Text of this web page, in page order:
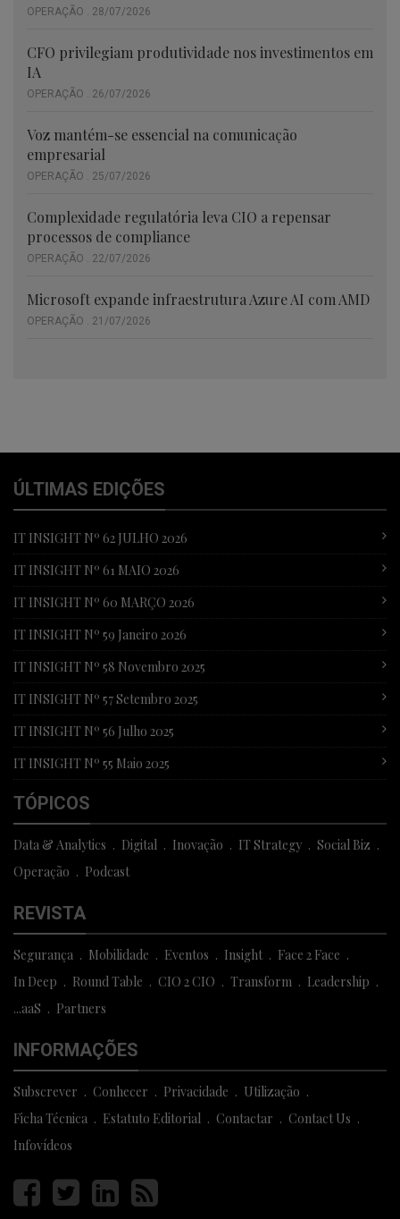
OPERAÇÃO . 28/07/2026
CFO privilegiam produtividade nos investimentos em
IA
OPERAÇÃO . 26/07/2026
Voz mantém-se essencial na comunicação
empresarial
OPERAÇÃO . 25/07/2026
Complexidade regulatória leva CIO a repensar
processos de compliance
OPERAÇÃO . 22/07/2026
Microsoft expande infraestrutura Azure AI com AMD
OPERAÇÃO . 21/07/2026
ÚLTIMAS EDIÇÕES
IT INSIGHT Nº 62 JULHO 2026
IT INSIGHT Nº 61 MAIO 2026
IT INSIGHT Nº 60 MARÇO 2026
IT INSIGHT Nº 59 Janeiro 2026
IT INSIGHT Nº 58 Novembro 2025
IT INSIGHT Nº 57 Setembro 2025
IT INSIGHT Nº 56 Julho 2025
IT INSIGHT Nº 55 Maio 2025
TÓPICOS
Data & Analytics Digital Inovação IT Strategy
Social Biz
Operação
Podcast
REVISTA
Segurança Mobilidade Eventos Insight
Face 2 Face
In Deep
Round Table CIO 2 CIO Transform
Leadership
...aaS
Partners
INFORMAÇÕES
Subscrever Conhecer Privacidade
Utilização
Ficha Técnica
Estatuto Editorial Contactar
Contact Us
Infovídeos
Página
facebook
Página
twitter
Página
linkedin
Página
rss